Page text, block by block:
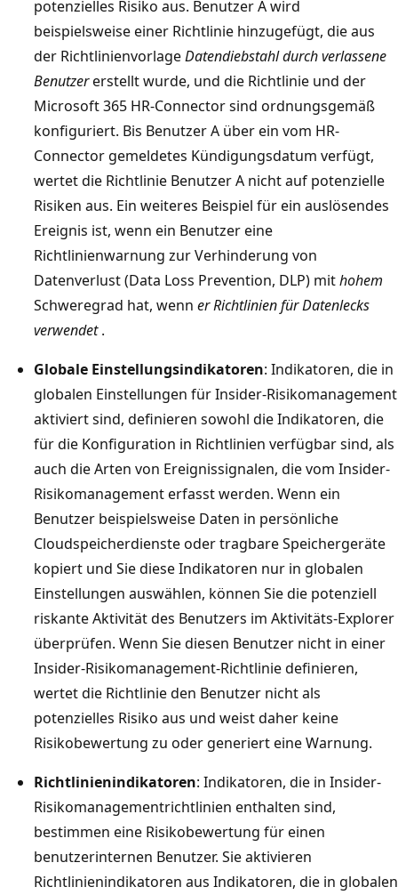
potenzielles Risiko aus. Benutzer A wird
beispielsweise einer Richtlinie hinzugefügt, die aus
der RichtlinienvorlageDatendiebstahl durch verlassene
Benutzererstellt wurde, und die Richtlinie und der
Microsoft 365 HR-Connector sind ordnungsgemäß
konfiguriert. Bis Benutzer A über ein vom HR-
Connector gemeldetes Kündigungsdatum verfügt,
wertet die Richtlinie Benutzer A nicht auf potenzielle
Risiken aus. Ein weiteres Beispiel für ein auslösendes
Ereignis ist, wenn ein Benutzer eine
Richtlinienwarnung zur Verhinderung von
Datenverlust (Data Loss Prevention, DLP) mithohem
Schweregrad hat, wenn er Richtlinien für Datenlecks
verwendet.
Globale Einstellungsindikatoren: Indikatoren, die in
globalen Einstellungen für Insider-Risikomanagement
aktiviert sind, definieren sowohl die Indikatoren, die
für die Konfiguration in Richtlinien verfügbar sind, als
auch die Arten von Ereignissignalen, die vom Insider-
Risikomanagement erfasst werden. Wenn ein
Benutzer beispielsweise Daten in persönliche
Cloudspeicherdienste oder tragbare Speichergeräte
kopiert und Sie diese Indikatoren nur in globalen
Einstellungen auswählen, können Sie die potenziell
riskante Aktivität des Benutzers im Aktivitäts-Explorer
überprüfen. Wenn Sie diesen Benutzer nicht in einer
Insider-Risikomanagement-Richtlinie definieren,
wertet die Richtlinie den Benutzer nicht als
potenzielles Risiko aus und weist daher keine
Risikobewertung zu oder generiert eine Warnung.
Richtlinienindikatoren: Indikatoren, die in Insider-
Risikomanagementrichtlinien enthalten sind,
bestimmen eine Risikobewertung für einen
benutzerinternen Benutzer. Sie aktivieren
Richtlinienindikatoren aus Indikatoren, die in globalen